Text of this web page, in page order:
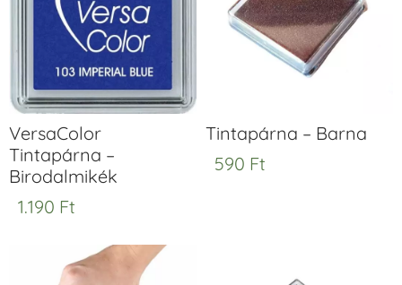
VersaColor
Tintapárna –
Birodalmikék
1.190 Ft
Tintapárna – Barna
590 Ft